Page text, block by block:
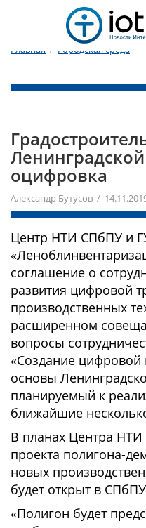
Главная / Городская среда
оцифровка
Александр Бутусов /
Центр НТИ СПбПУ и
соглашение о
развития цифровой
производственных
расширенном
вопросы
«Создание цифровой
основы
планируемый к
ближайшие
В планах Центра
проекта полигона-
новых
будет открыт в
«Полигон будет